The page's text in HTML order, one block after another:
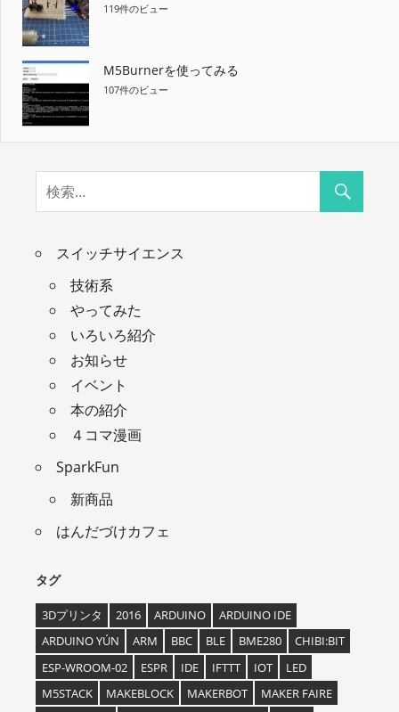
119件のビュー
M5Burnerを使ってみる
107件のビュー
スイッチサイエンス
技術系
やってみた
いろいろ紹介
お知らせ
イベント
本の紹介
４コマ漫画
SparkFun
新商品
はんだづけカフェ
タグ
3Dプリンタ 2016 ARDUINO
ARDUINO IDE
ARDUINO YÚN
ARM BBC BLE BME280
CHIBI:BIT
ESP-WROOM-02
ESPR IDE IFTTT IOT
LED
M5STACK
MAKEBLOCK MAKERBOT
MAKER FAIRE